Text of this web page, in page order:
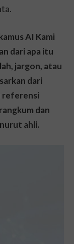
AI Kami
dari apa itu
jargon, atau
dari
dan
ahli.